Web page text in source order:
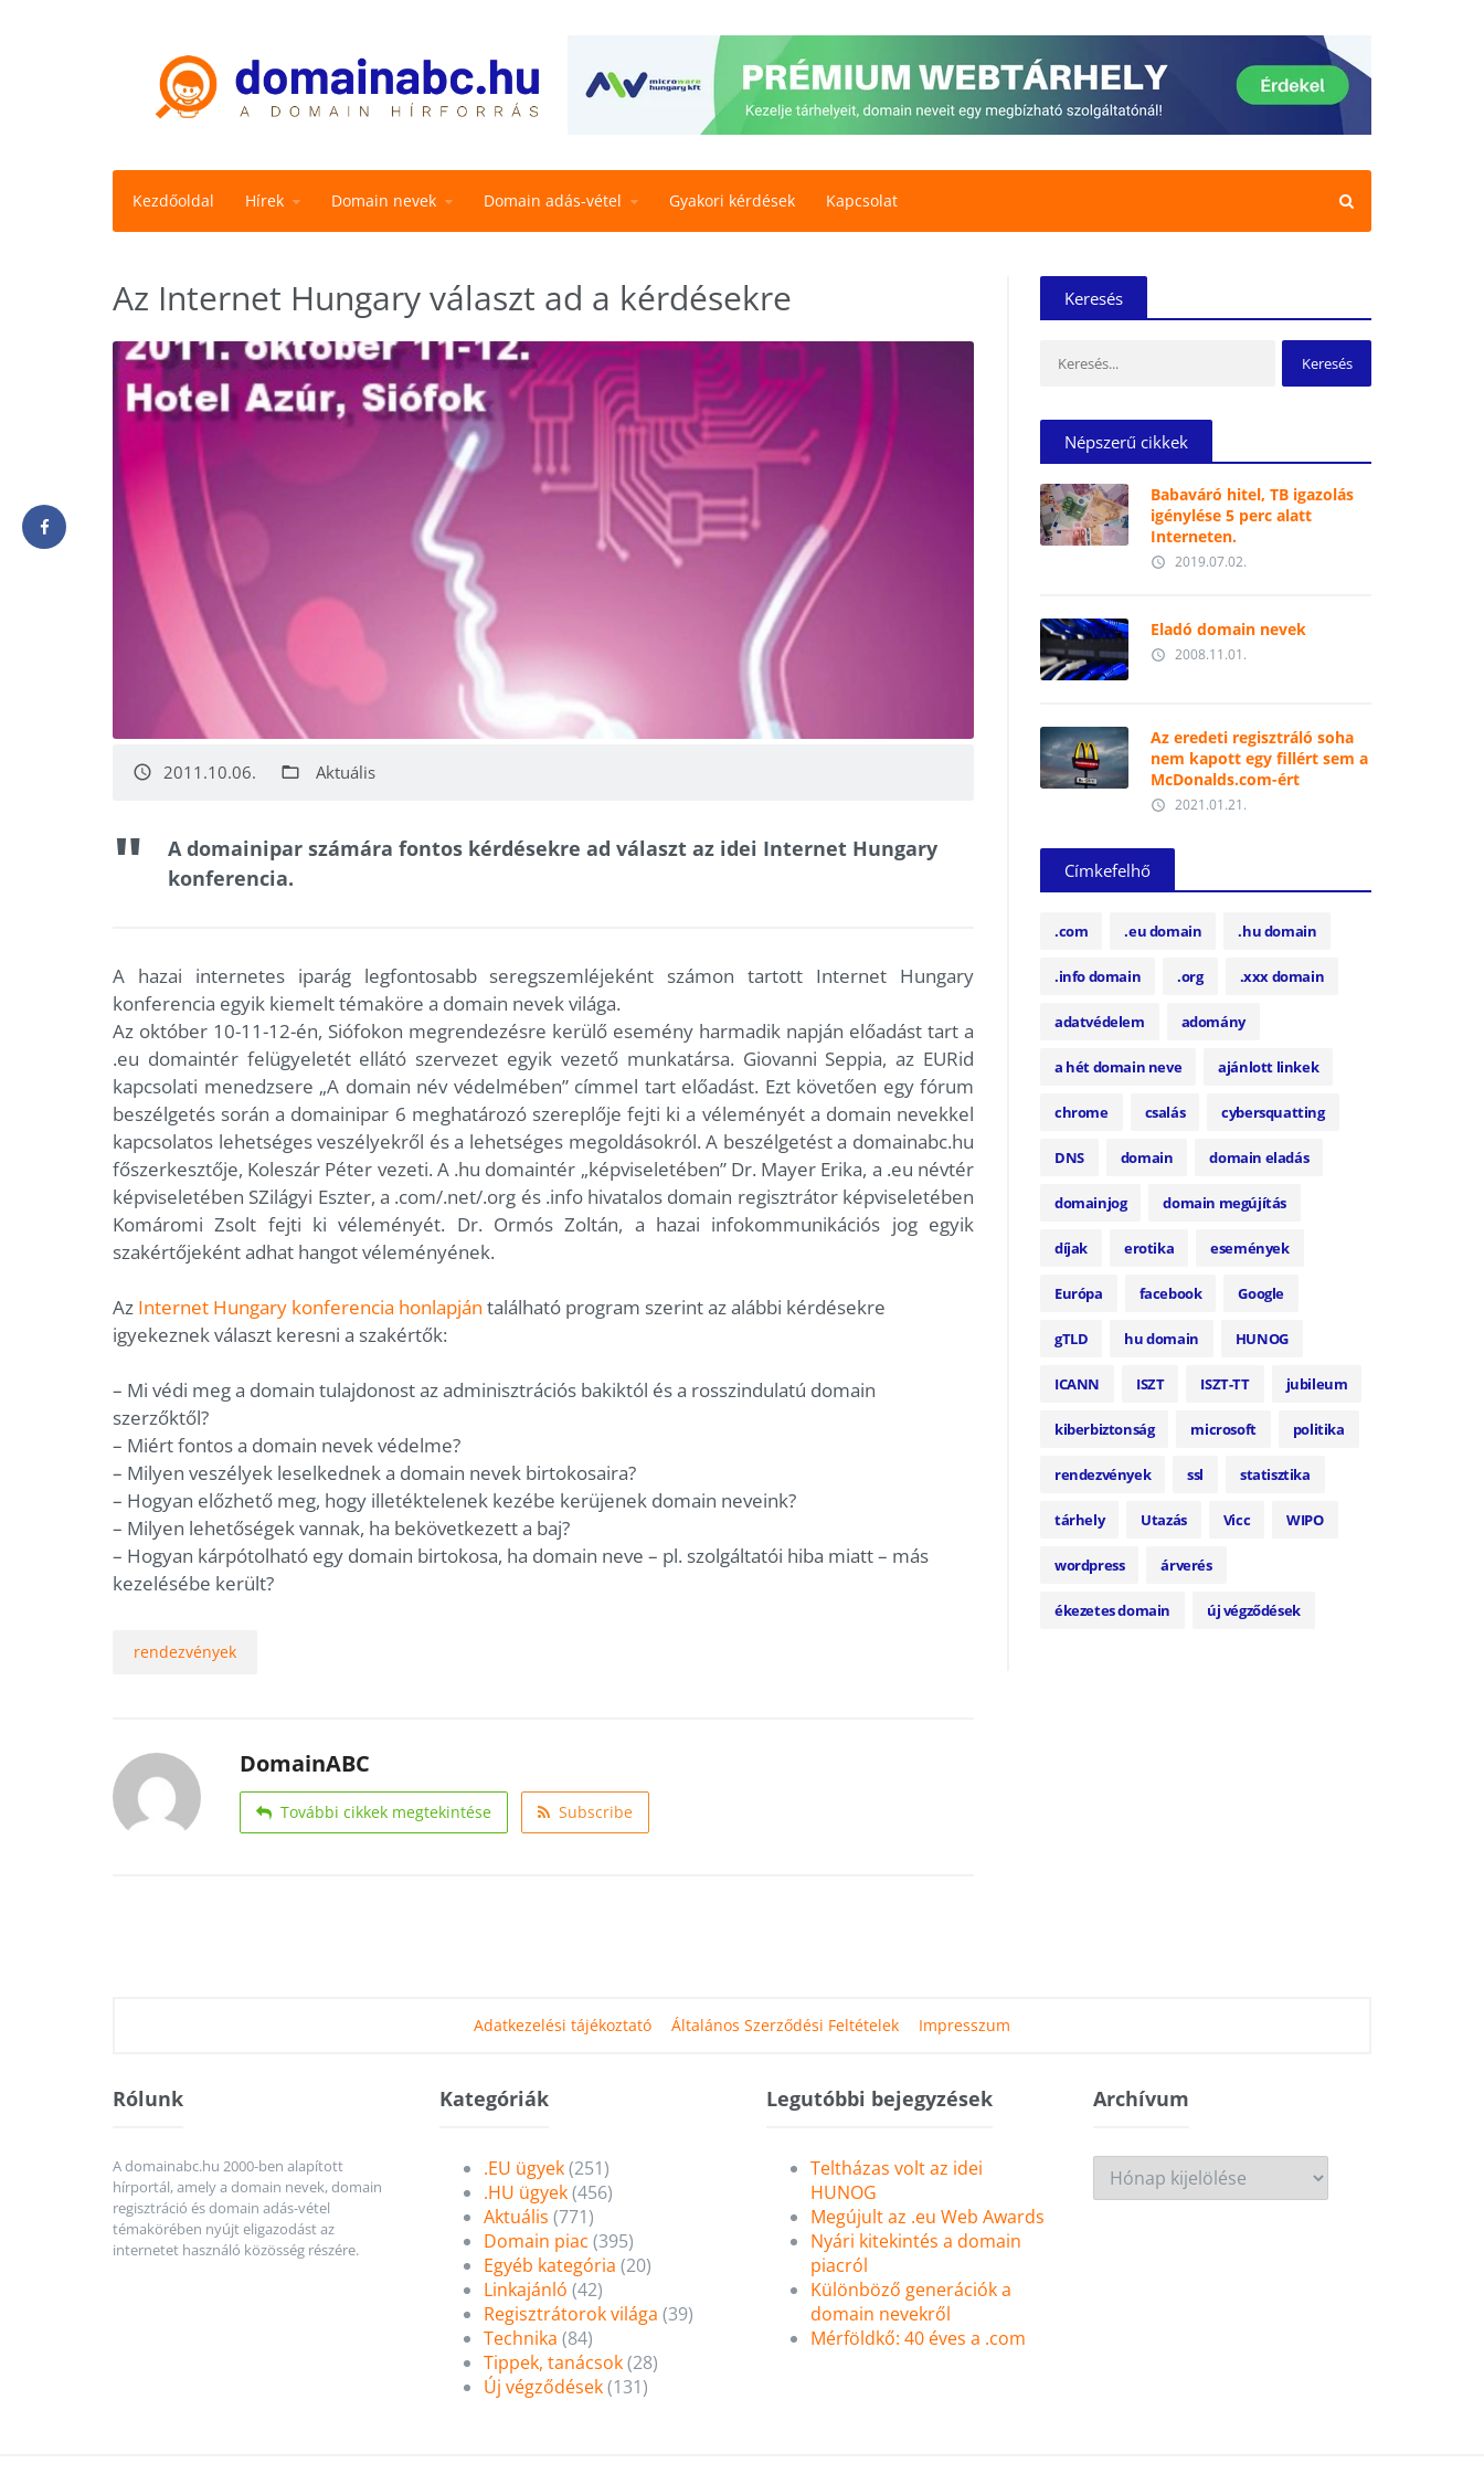
Kezdőoldal Hírek Domain nevek Domain adás-vétel Gyakori kérdések Kapcsolat
Az Internet Hungary választ ad a kérdésekre
access_time 2011.10.06. folder_open Aktuális
A domainipar számára fontos kérdésekre ad választ az idei Internet Hungary
konferencia.
A hazai internetes iparág legfontosabb seregszemléjeként számon tartott Internet Hungary
konferencia egyik kiemelt témaköre a domain nevek világa.
Az október 10-11-12-én, Siófokon megrendezésre kerülő esemény harmadik napján előadást tart a
.eu domaintér felügyeletét ellátó szervezet egyik vezető munkatársa. Giovanni Seppia, az EURid
kapcsolati menedzsere „A domain név védelmében” címmel tart előadást. Ezt követően egy fórum
beszélgetés során a domainipar 6 meghatározó szereplője fejti ki a véleményét a domain nevekkel
kapcsolatos lehetséges veszélyekről és a lehetséges megoldásokról. A beszélgetést a domainabc.hu
főszerkesztője, Koleszár Péter vezeti. A .hu domaintér „képviseletében” Dr. Mayer Erika, a .eu névtér
képviseletében SZilágyi Eszter, a .com/.net/.org és .info hivatalos domain regisztrátor képviseletében
Komáromi Zsolt fejti ki véleményét. Dr. Ormós Zoltán, a hazai infokommunikációs jog egyik
szakértőjeként adhat hangot véleményének.
Az Internet Hungary konferencia honlapján található program szerint az alábbi kérdésekre
igyekeznek választ keresni a szakértők:
– Mi védi meg a domain tulajdonost az adminisztrációs bakiktól és a rosszindulatú domain
szerzőktől?
– Miért fontos a domain nevek védelme?
– Milyen veszélyek leselkednek a domain nevek birtokosaira?
– Hogyan előzhető meg, hogy illetéktelenek kezébe kerüjenek domain neveink?
– Milyen lehetőségek vannak, ha bekövetkezett a baj?
– Hogyan kárpótolható egy domain birtokosa, ha domain neve – pl. szolgáltatói hiba miatt – más
kezelésébe került?
rendezvények
DomainABC
További cikkek megtekintése Subscribe
Keresés
Népszerű cikkek
Babaváró hitel, TB igazolás
igénylése 5 perc alatt
Interneten.
access_time 2019.07.02.
Eladó domain nevek
access_time 2008.11.01.
Az eredeti regisztráló soha
nem kapott egy fillért sem a
McDonalds.com-ért
access_time 2021.01.21.
Címkefelhő
.com .eu domain .hu domain
.info domain .org .xxx domain
adatvédelem adomány
a hét domain neve ajánlott linkek
chrome csalás cybersquatting
DNS domain domain eladás
domainjog domain megújítás
díjak erotika események
Európa facebook Google
gTLD hu domain HUNOG
ICANN ISZT ISZT-TT jubileum
kiberbiztonság microsoft politika
rendezvények ssl statisztika
tárhely Utazás Vicc WIPO
wordpress árverés
ékezetes domain új végződések
Adatkezelési tájékoztató Általános Szerződési Feltételek Impresszum
Rólunk
A domainabc.hu 2000-ben alapított
hírportál, amely a domain nevek, domain
regisztráció és domain adás-vétel
témakörében nyújt eligazodást az
internetet használó közösség részére.
Kategóriák
.EU ügyek(251)
.HU ügyek(456)
Aktuális (771)
Domain piac (395)
Egyéb kategória (20)
Linkajánló (42)
Regisztrátorok világa (39)
Technika (84)
Tippek, tanácsok(28)
Új végződések(131)
Legutóbbi bejegyzések
Teltházas volt az idei
HUNOG
Megújult az .eu Web Awards
Nyári kitekintés a domain
piacról
Különböző generációk a
domain nevekről
Mérföldkő: 40 éves a .com
ArchívumArchívum